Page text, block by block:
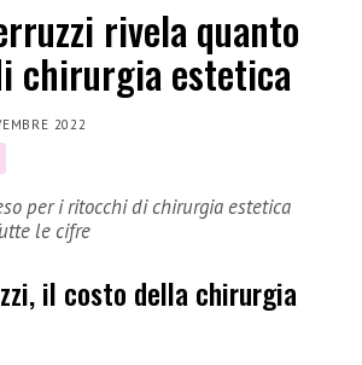
rivela quanto
chirurgia estetica
2022
per i ritocchi di chirurgia estetica
le cifre
il costo della chirurgia